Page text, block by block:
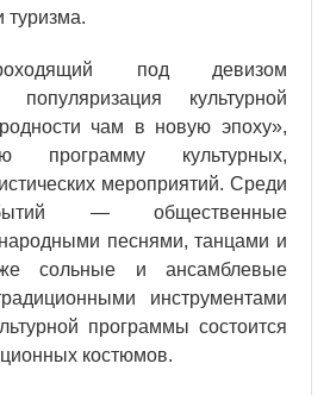
туризма.
под девизом
культурной
чам в новую эпоху»,
программу культурных,
мероприятий. Среди
— общественные
песнями, танцами и
сольные и ансамблевые
инструментами
программы состоится
костюмов.